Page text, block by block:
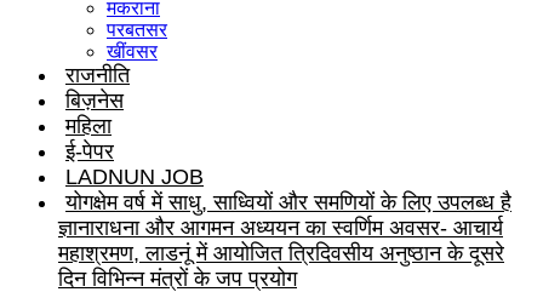
मकराना
परबतसर
खींवसर
राजनीति
बिज़नेस
महिला
ई-पेपर
LADNUN JOB
योगक्षेम वर्ष में साधु, साध्वियों और समणियों के लिए उपलब्ध है
ज्ञानाराधना और आगमन अध्ययन का स्वर्णिम अवसर- आचार्य
महाश्रमण, लाडनूं में आयोजित त्रिदिवसीय अनुष्ठान के दूसरे
दिन विभिन्न मंत्रों के जप प्रयोग